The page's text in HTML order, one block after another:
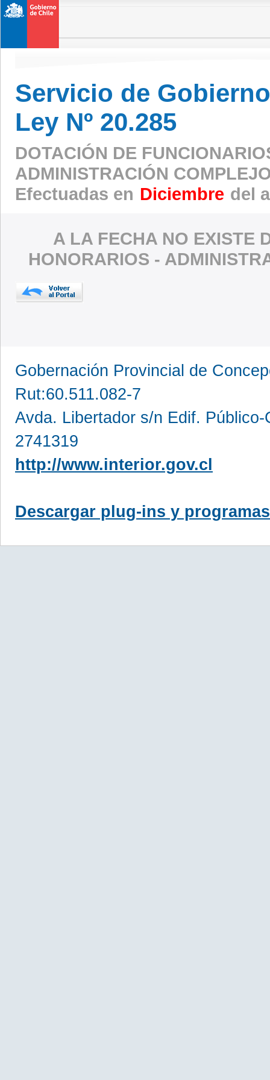
Servicio de
Ley Nº 20.285
DOTACIÓN DE
ADMINISTRACIÓN
Efectuadas en Diciembre del
A LA FECHA NO EXISTE
HONORARIOS -
Gobernación Provincial de
Rut:60.511.082-7
Avda. Libertador s/n Edif.
2741319
http://www.interior.gov.cl
Descargar plug-ins y